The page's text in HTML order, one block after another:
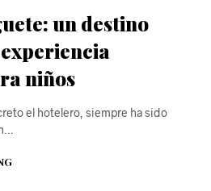
un destino
niños
el hotelero, siempre ha sido